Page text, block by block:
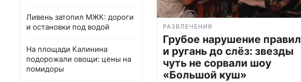
Ливень затопил МЖК: дороги
и остановки под водой
На площади Калинина
подорожали овощи: цены на
помидоры
РАЗВЛЕЧЕНИЯ
Грубое нарушение правил
и ругань до слёз: звезды
чуть не сорвали шоу
«Большой куш»